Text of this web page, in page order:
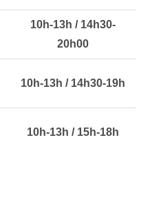
10h-13h / 14h30-
20h00
10h-13h / 14h30-19h
10h-13h / 15h-18h